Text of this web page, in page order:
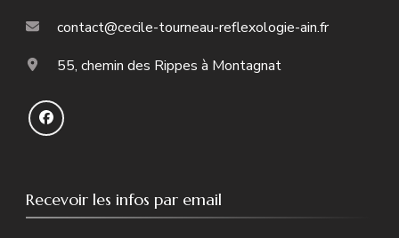
contact@cecile-tourneau-reflexologie-ain.fr
55, chemin des Rippes à Montagnat
Recevoir les infos par email